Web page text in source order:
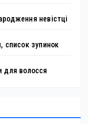
невістці
список зупинок
для волосся